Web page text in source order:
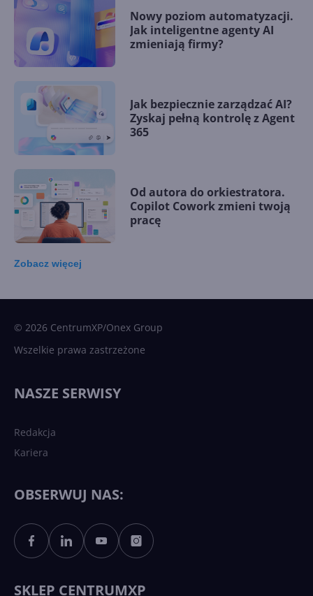
Nowy poziom automatyzacji.
Jak inteligentne agenty AI
zmieniają firmy?
Jak bezpiecznie zarządzać AI?
Zyskaj pełną kontrolę z Agent
365
Od autora do orkiestratora.
Copilot Cowork zmieni twoją
pracę
Sztuczna inteligencja po
polsku. Dość barier
Zobacz więcej
© 2026 CentrumXP/Onex Group
Wszelkie prawa zastrzeżone
NASZE SERWISY
Redakcja
Kariera
OBSERWUJ NAS:
SKLEP CENTRUMXP